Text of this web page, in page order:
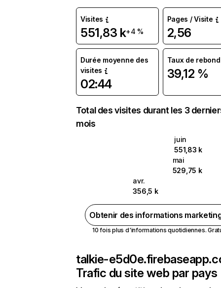
Visites
551,83 k+4 %
Pages / Visite
2,56
Durée moyenne des
visites
02:44
Taux de rebond
39,12 %
Total des visites durant les 3
mois
juin
551,83 k
mai
529,75 k
avr.
356,5 k
Obtenir des informations
10 fois plus d'informations quotidiennes.
talkie-
Trafic du site web par pays